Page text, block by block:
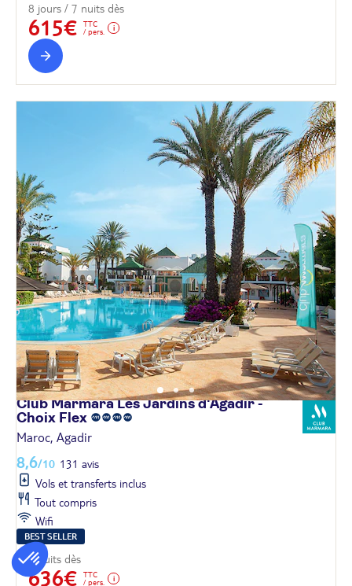
8 jours / 7 nuits dès
615€
TTC
/ pers.
Club Marmara Les Jardins d'Agadir -
Choix Flex
Maroc, Agadir
8,6/10 131 avis
Vols et transferts inclus
Tout compris
Wifi
BEST SELLER
6 nuits dès
636€
TTC
/ pers.